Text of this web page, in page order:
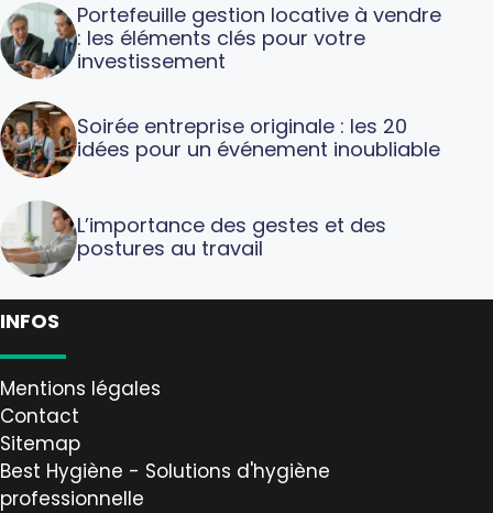
Portefeuille gestion locative à vendre
: les éléments clés pour votre
investissement
Soirée entreprise originale : les 20
idées pour un événement inoubliable
L’importance des gestes et des
postures au travail
INFOS
Mentions légales
Contact
Sitemap
Best Hygiène - Solutions d'hygiène
professionnelle